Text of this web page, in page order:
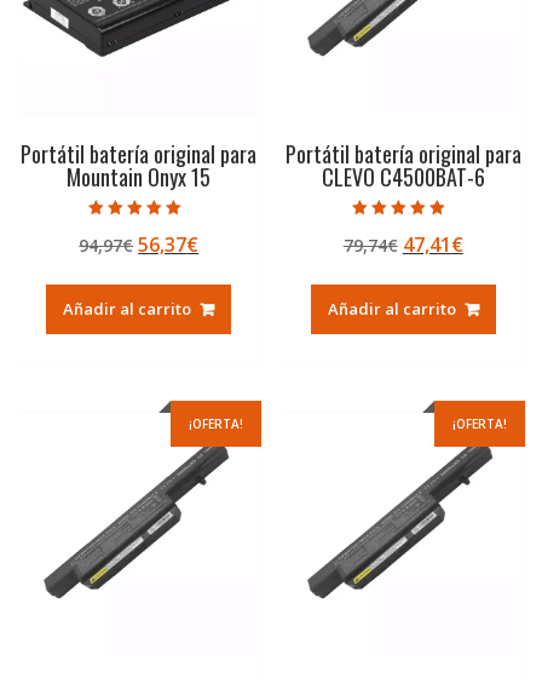
Portátil batería original para
Mountain Onyx 15
5.00
de 5
94,97€El
original
era:
56,37€El
actual
es:
Añadir al carrito
Portátil batería original para
CLEVO C4500BAT-6
5.00
de 5
79,74€ El
original
era:
47,41€El
actual
es:
Añadir al carrito
¡OFERTA! ¡OFERTA!